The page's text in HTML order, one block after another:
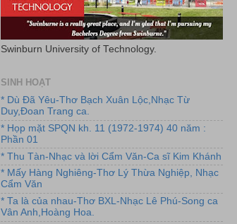
Swinburn University of Technology.
SINH HOẠT
* Dù Đã Yêu-Thơ Bạch Xuân Lộc,Nhạc Từ
Duy,Đoan Trang ca.
* Họp mặt SPQN kh. 11 (1972-1974) 40 năm :
Phần 01
* Thu Tàn-Nhạc và lời Cẩm Văn-Ca sĩ Kim Khánh
* Mấy Hàng Nghiêng-Thơ Lý Thừa Nghiệp, Nhạc
Cẩm Văn
* Ta là của nhau-Thơ BXL-Nhạc Lê Phú-Song ca
Vân Anh,Hoàng Hoa.